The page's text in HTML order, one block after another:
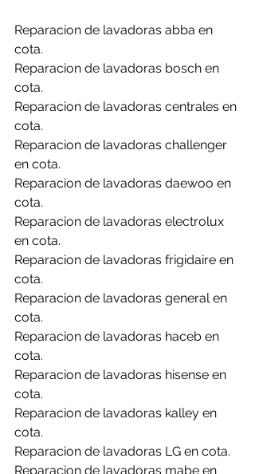
Reparacion de lavadoras abba en
cota.
Reparacion de lavadoras bosch en
cota.
Reparacion de lavadoras centrales en
cota.
Reparacion de lavadoras challenger
en cota.
Reparacion de lavadoras daewoo en
cota.
Reparacion de lavadoras electrolux
en cota.
Reparacion de lavadoras frigidaire en
cota.
Reparacion de lavadoras general en
cota.
Reparacion de lavadoras haceb en
cota.
Reparacion de lavadoras hisense en
cota.
Reparacion de lavadoras kalley en
cota.
Reparacion de lavadoras LG en cota.
Reparacion de lavadoras mabe en